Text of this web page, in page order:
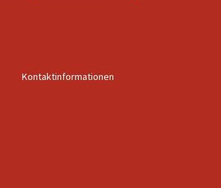
Kontaktinformationen